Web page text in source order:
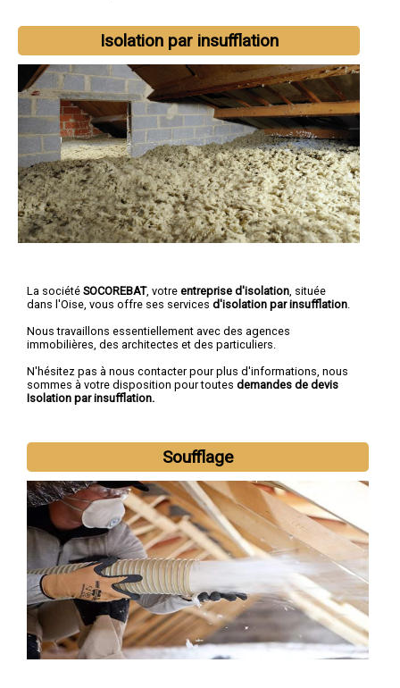
Isolation par insufflation
La société SOCOREBAT, votre entreprise d'isolation , située
dans l'Oise, vous offre ses services d'isolation par insufflation
Nous travaillons essentiellement avec des agences
immobilières, des architectes et des particuliers.
N'hésitez pas à nous contacter pour plus d'informations, nous
sommes à votre disposition pour toutes demandes de devis
Isolation par insufflation.
Soufflage